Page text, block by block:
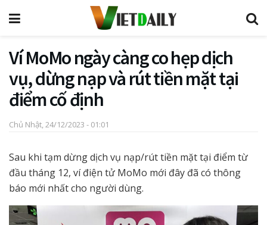
Ví MoMo ngày càng co hẹp dịch
vụ, dừng nạp và rút tiền mặt tại
điểm cố định
Chủ Nhật, 24/12/2023 - 01:01
Sau khi tạm dừng dịch vụ nạp/rút tiền mặt tại điểm từ
đầu tháng 12, ví điện tử MoMo mới đây đã có thông
báo mới nhất cho người dùng.